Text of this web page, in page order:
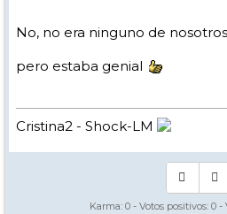
No, no era ninguno de nosotros
pero estaba genial
Cristina2 - Shock-LM
Karma: 0 - Votos positivos: 0 -